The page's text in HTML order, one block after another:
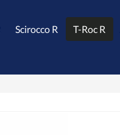
Scirocco R T-Roc R